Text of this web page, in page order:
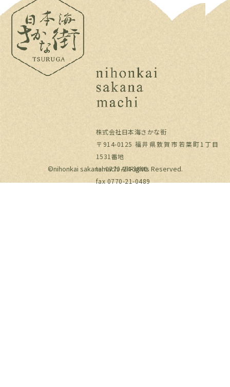
株式会社日本海さかな街
〒914-0125 福井県敦賀市若葉町1丁目
1531番地
tel 0770-24-3800
fax 0770-21-0489
©︎nihonkai sakanamachi All Rights Reserved.